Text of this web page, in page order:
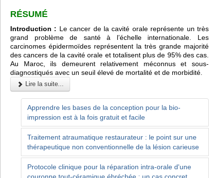
RÉSUMÉ
Introduction : Le cancer de la cavité orale représente un très
grand problème de santé à l’échelle internationale. Les
carcinomes épidermoïdes représentent la très grande majorité
des cancers de la cavité orale et totalisent plus de 95% des cas.
Au Maroc, ils demeurent relativement méconnus et sous-
diagnostiqués avec un seuil élevé de mortalité et de morbidité.
Lire la suite...
Apprendre les bases de la conception pour la bio-
impression est à la fois gratuit et facile
Traitement atraumatique restaurateur : le point sur une
thérapeutique non conventionnelle de la lésion carieuse
Protocole clinique pour la réparation intra-orale d'une